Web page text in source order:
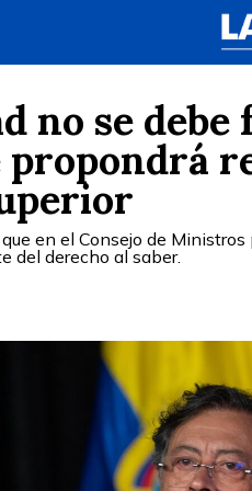
no se
propondrá
en el Consejo de
del derecho al saber.